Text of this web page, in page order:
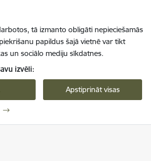
tā izmanto obligāti nepieciešamās
papildus šajā vietnē var tikt
un sociālo mediju sīkdatnes.
izvēli:
Apstiprināt visas